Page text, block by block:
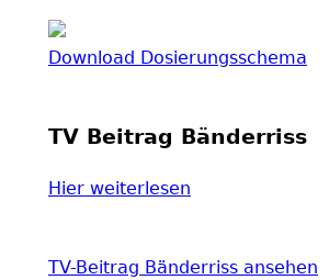
Download Dosierungsschema
TV Beitrag Bänderriss
Hier weiterlesen
TV-Beitrag Bänderriss ansehen